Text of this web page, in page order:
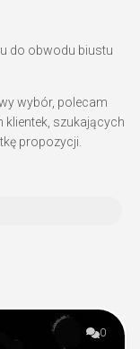
do obwodu biustu
wybór, polecam
klientek, szukających
propozycji.
0